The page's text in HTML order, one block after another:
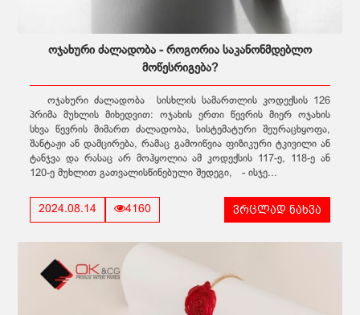
ოჯახური ძალადობა - როგორია საკანონმდებლო
მოწესრიგება?
ოჯახური ძალადობა სისხლის სამართლის კოდექსის 126
პრიმა მუხლის მიხედვით: ოჯახის ერთი წევრის მიერ ოჯახის
სხვა წევრის მიმართ ძალადობა, სისტემატური შეურაცხყოფა,
შანტაჟი ან დამცირება, რამაც გამოიწვია ფიზიკური ტკივილი ან
ტანჯვა და რასაც არ მოჰყოლია ამ კოდექსის 117-ე, 118-ე ან
120-ე მუხლით გათვალისწინებული შედეგი, - ისჯე...
2024.08.14 4160 ვრცლად ნახვა